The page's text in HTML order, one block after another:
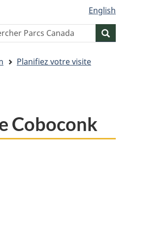
English
Planifiez votre visite
Coboconk